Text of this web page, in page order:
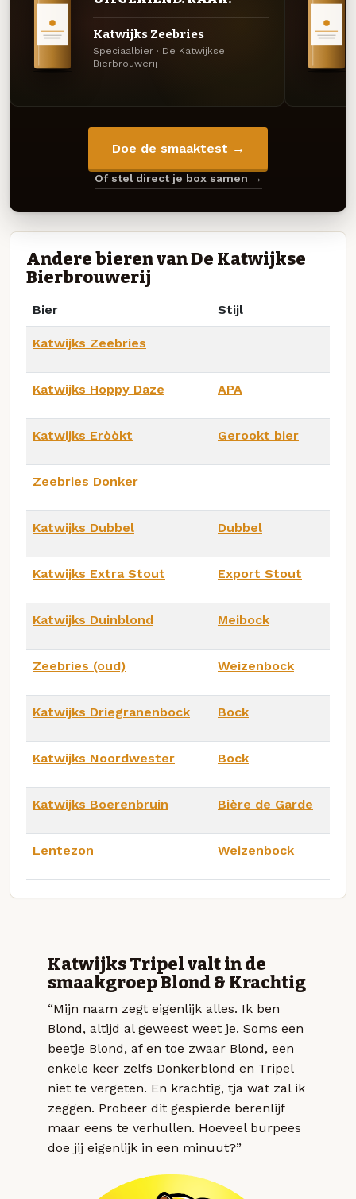
Katwijks Zeebries
Speciaalbier · De Katwijkse
Bierbrouwerij
Doe de smaaktest →
Of stel direct je box samen →
Andere bieren van De Katwijkse
Bierbrouwerij
Bier Stijl
Katwijks Zeebries
Katwijks Hoppy Daze APA
Katwijks Eròòkt Gerookt bier
Zeebries Donker
Katwijks Dubbel Dubbel
Katwijks Extra Stout Export Stout
Katwijks Duinblond Meibock
Zeebries (oud) Weizenbock
Katwijks Driegranenbock Bock
Katwijks Noordwester Bock
Katwijks Boerenbruin Bière de Garde
Lentezon Weizenbock
Katwijks Tripel valt in de
smaakgroep Blond & Krachtig
“Mijn naam zegt eigenlijk alles. Ik ben
Blond, altijd al geweest weet je. Soms een
beetje Blond, af en toe zwaar Blond, een
enkele keer zelfs Donkerblond en Tripel
niet te vergeten. En krachtig, tja wat zal ik
zeggen. Probeer dit gespierde berenlijf
maar eens te verhullen. Hoeveel burpees
doe jij eigenlijk in een minuut?”